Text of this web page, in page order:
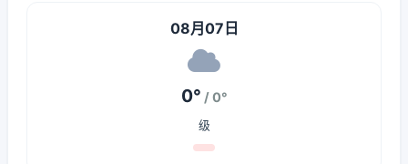
08月07日
0° / 0°
级